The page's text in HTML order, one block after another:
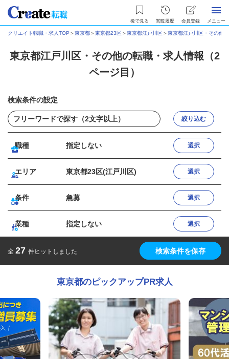
後で見る 閲覧履歴 会員登録 メニュー
クリエイト転職・求人TOP ＞東京都＞東京都23区＞東京都江戸川区＞東京都江戸川区・その他
東京都江戸川区・その他の転職・求人情報（2
ページ目）
検索条件の設定
絞り込む
職種 指定しない 選択
エリア 東京都23区(江戸川区) 選択
条件 急募 選択
業種 指定しない 選択
全 27 件ヒットしました 検索条件を保存
東京都のピックアップPR求人